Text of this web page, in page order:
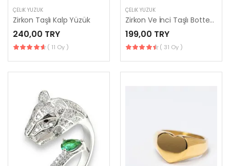
ÇELIK YÜZÜK
Zirkon Taşlı Kalp Yüzük
240,00 TRY
( 11 Oy )
ÇELIK YÜZÜK
Zirkon Ve İnci Taşlı Bottega Model Yüzük
199,00 TRY
( 31 Oy )